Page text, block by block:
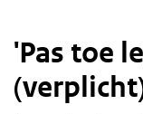
'Pas toe